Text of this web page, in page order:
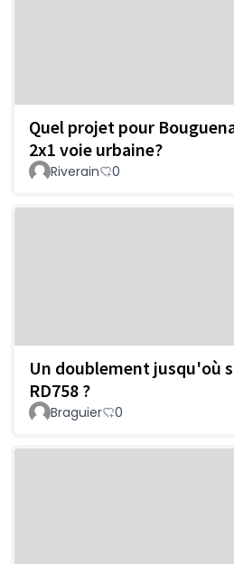
Quel projet pour
2x1 voie urbaine?
Riverain 0
Un doublement jusqu'où
RD758 ?
Braguier 0